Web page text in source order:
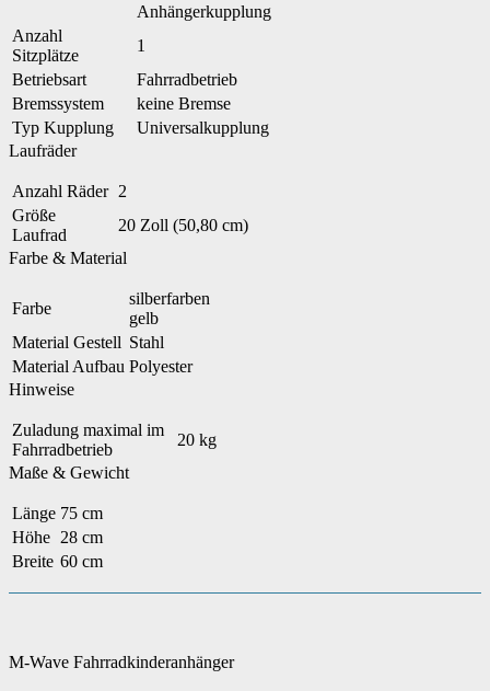
Anhängerkupplung
Anzahl
Sitzplätze
1
Betriebsart
Fahrradbetrieb
Bremssystem
keine Bremse
Typ Kupplung
Universalkupplung
Laufräder
Anzahl Räder 2
Größe
Laufrad
20 Zoll (50,80 cm)
Farbe & Material
Farbe
silberfarben
gelb
Material Gestell Stahl
Material Aufbau Polyester
Hinweise
Zuladung maximal im
Fahrradbetrieb
20 kg
Maße & Gewicht
Länge 75 cm
Höhe 28 cm
Breite 60 cm
M-Wave Fahrradkinderanhänger